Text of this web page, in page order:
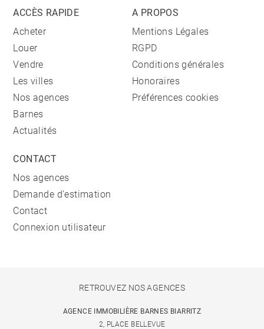
ACCÈS RAPIDE
Acheter
Louer
Vendre
Les villes
Nos agences
Barnes
Actualités
A PROPOS
Mentions Légales
RGPD
Conditions générales
Honoraires
Préférences cookies
CONTACT
Nos agences
Demande d'estimation
Contact
Connexion utilisateur
RETROUVEZ NOS AGENCES
AGENCE IMMOBILIÈRE BARNES BIARRITZ
2, PLACE BELLEVUE